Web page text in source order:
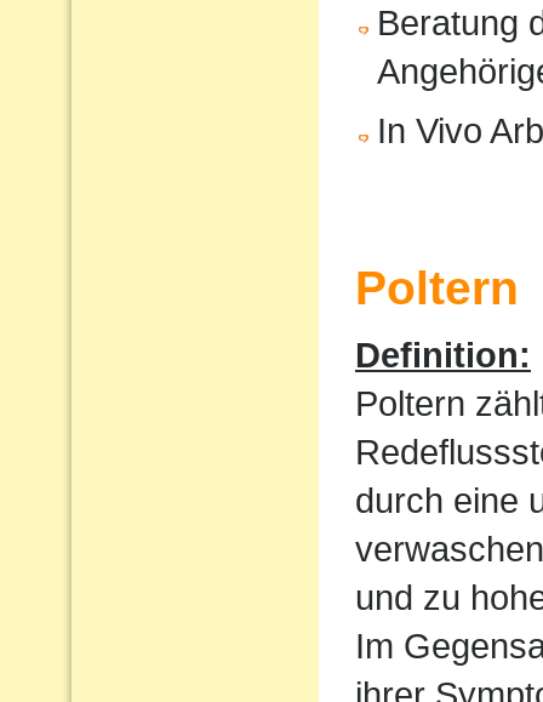
Beratung
In Vivo
Poltern
Definition:
Poltern
durch eine
und zu
Im
ihrer